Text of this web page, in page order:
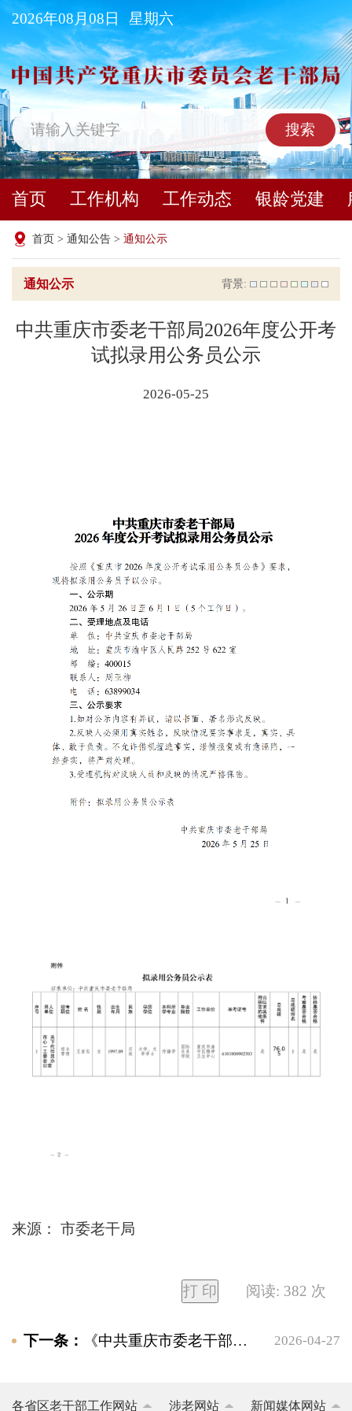
2026年08月08日 星期六
搜索
首页 工作机构 工作动态 银龄党建
首页 > 通知公告 > 通知公示
通知公示 背景:
中共重庆市委老干部局2026年度公开考
试拟录用公务员公示
2026-05-25
来源： 市委老干局
打 印 阅读: 382 次
下一条： 《中共重庆市委老干部局 笔试、面试和总成绩公布表》《中共重庆市委老干部局 参加体检人员公布表》 2026-04-27
各省区老干部工作网站 涉老网站 新闻媒体网站